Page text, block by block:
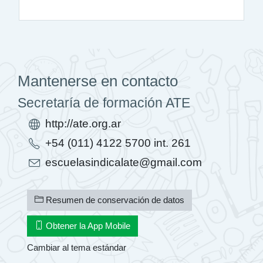
Mantenerse en contacto
Secretaría de formación ATE
http://ate.org.ar
+54 (011) 4122 5700 int. 261
escuelasindicalate@gmail.com
Resumen de conservación de datos
Obtener la App Mobile
Cambiar al tema estándar